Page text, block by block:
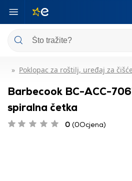
Poklopac za roštilj, uređaj za
Barbecook BC-ACC-
spiralna četka
0 (0Ocjena)